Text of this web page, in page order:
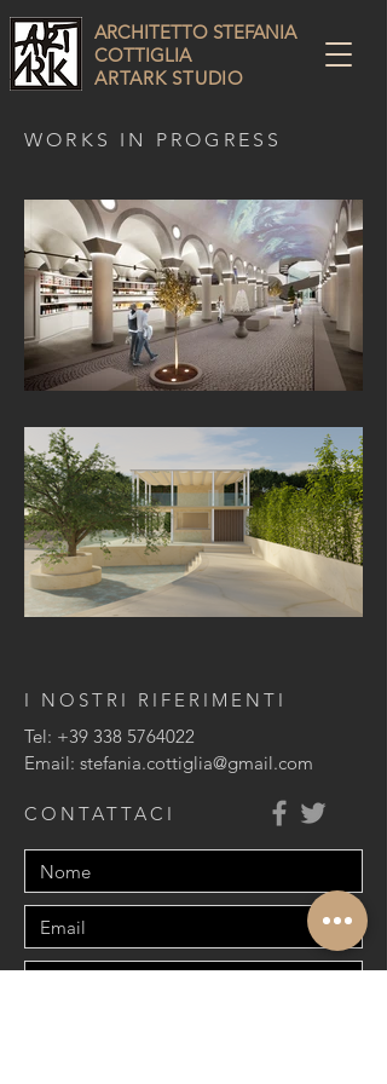
ARCHITETTO STEFANIA
COTTIGLIA
ARTARK STUDIO
WORKS IN PROGRESS
I NOSTRI RIFERIMENTI
Tel: +39 338 5764022
Email: stefania.cottiglia@gmail.com
CONTATTACI